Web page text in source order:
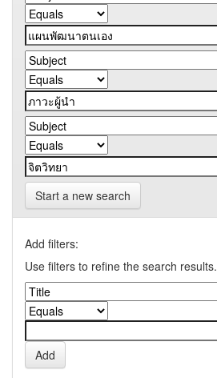
Start a new search
Add filters:
Use filters to refine the search results.